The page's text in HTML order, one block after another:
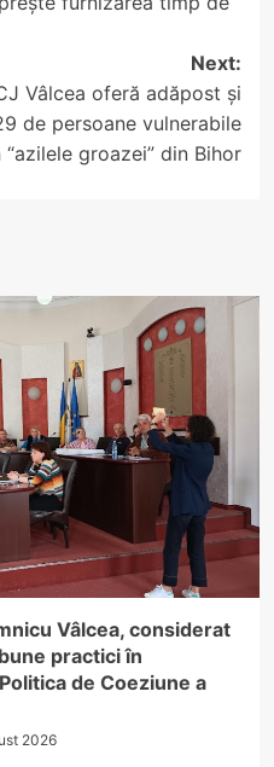
Next:
Vâlcea oferă adăpost și
de persoane vulnerabile
groazei” din Bihor
Vâlcea, considerat
practici în
de Coeziune a
2026